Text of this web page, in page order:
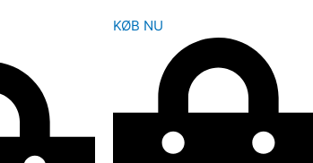
KØB NU